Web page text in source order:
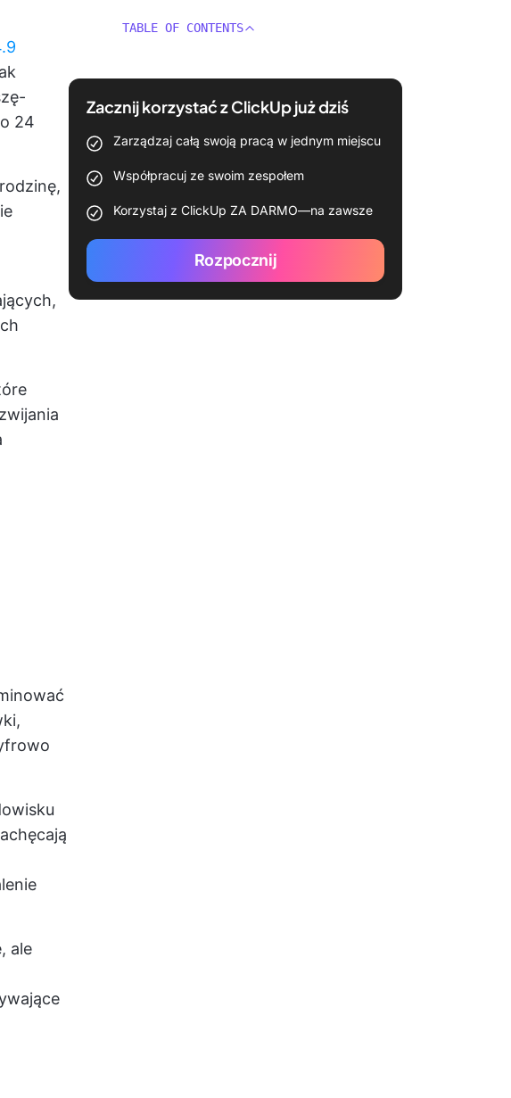
24
ale
TABLE OF CONTENTS
Zacznij korzystać z ClickUp już dziś
Zarządzaj całą swoją pracą w jednym miejscu
Współpracuj ze swoim zespołem
Korzystaj z ClickUp ZA DARMO—na zawsze
Rozpocznij